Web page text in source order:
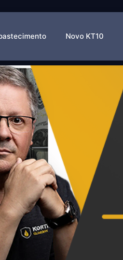
Novo KT10
na